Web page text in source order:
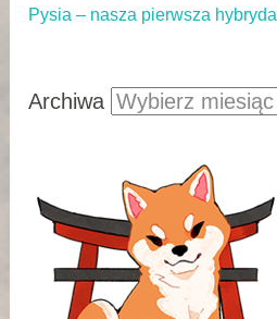
Pysia – nasza pierwsza hybryda
Archiwa